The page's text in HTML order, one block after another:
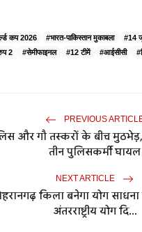
कप 2026 #भारत-पाकिस्तान मुकाबला #14
2 #सेमीफाइनल #12 टीमें #आईसीसी
PREVIOUS
और गौ तस्करों के बीच
तीन पुलिसकर्मी घायल
NEXT ARTICLE
किला बनेगा योग
अंतरराष्ट्रीय योग दि...